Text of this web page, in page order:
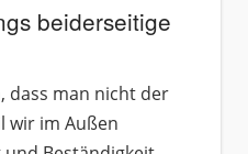
beiderseitige
dass man nicht der
wir im Außen